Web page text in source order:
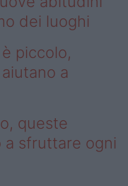
dei luoghi
piccolo,
a
queste
a sfruttare ogni